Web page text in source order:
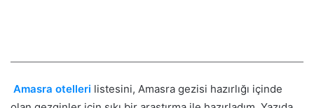
Amasra otelleri listesini, Amasra gezisi hazırlığı içinde